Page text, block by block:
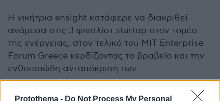
Protothema - Do Not Process My Personal
Η νικήτρια ensight κατάφερε να διακριθεί
ανάμεσα στις 3 φιναλίστ startup στον τομέα
της ενέργειας, στον τελικό του ΜΙΤ Enterprise
Forum Greece κερδίζοντας το βραβείο και την
ενθουσιώδη ανταπόκριση των
παρευρισκομένων.